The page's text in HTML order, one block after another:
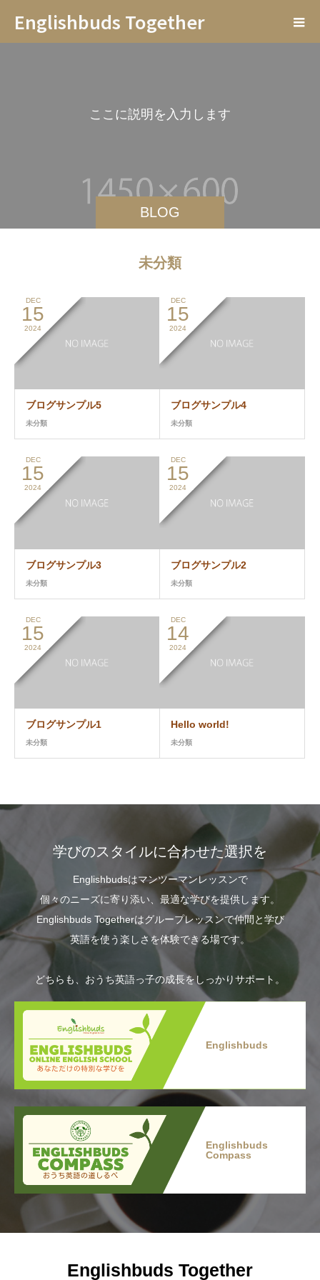
Englishbuds Together
BLOG
ここに説明を入力し ます。
未分類
DEC
15
2024
ブログサンプル5
未分類
DEC
15
2024
ブログサンプル4
未分類
DEC
15
2024
ブログサンプル3
未分類
DEC
15
2024
ブログサンプル2
未分類
DEC
15
2024
ブログサンプル1
未分類
DEC
14
2024
Hello world!
未分類
学びのスタイルに合わせた選択を
Englishbudsはマンツーマンレッスンで
個々のニーズに寄り添い、最適な学びを提供します。
Englishbuds Togetherはグループレッスンで仲間と学び
英語を使う楽しさを体験できる場です。
どちらも、おうち英語っ子の成長をしっかりサポート。
Englishbuds
Englishbuds
Compass
Englishbuds Together